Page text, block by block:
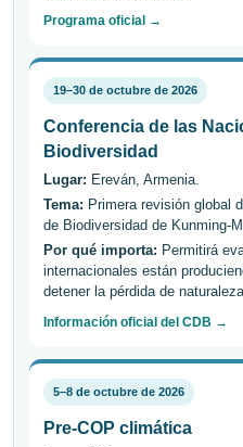
Programa oficial →
19–30 de octubre de 2026
Conferencia de las
Biodiversidad
Lugar: Ereván, Armenia.
Tema: Primera revisión global
de Biodiversidad de Kunming-
Por qué importa: Permitirá
internacionales están
detener la pérdida de
Información oficial del CDB →
5–8 de octubre de 2026
Pre-COP climática